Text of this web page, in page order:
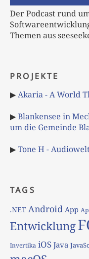
Der Podcast rund
Themen aus
PROJEKTE
▶Akaria - A World
▶Blankensee in
um die Gemeinde
▶Tone H -
TAGS
.NET Android App
Entwicklung
Invertika iOS Java